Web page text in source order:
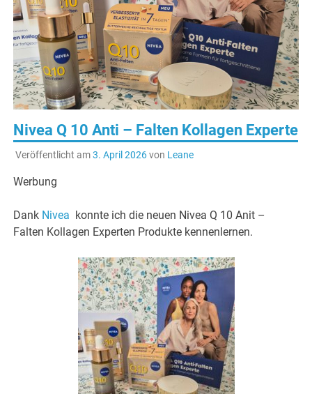
Nivea Q 10 Anti – Falten Kollagen Experte
Veröffentlicht am3. April 2026von Leane
Werbung
Dank Nivea konnte ich die neuen Nivea Q 10 Anit –
Falten Kollagen Experten Produkte kennenlernen.